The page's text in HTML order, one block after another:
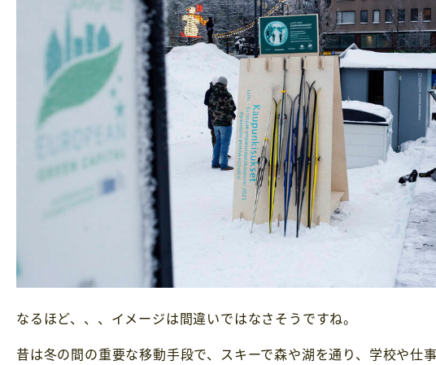
なるほど、、、イメージは間違いではなさそうですね。
昔は冬の間の重要な移動手段で、スキーで森や湖を通り、学校や仕